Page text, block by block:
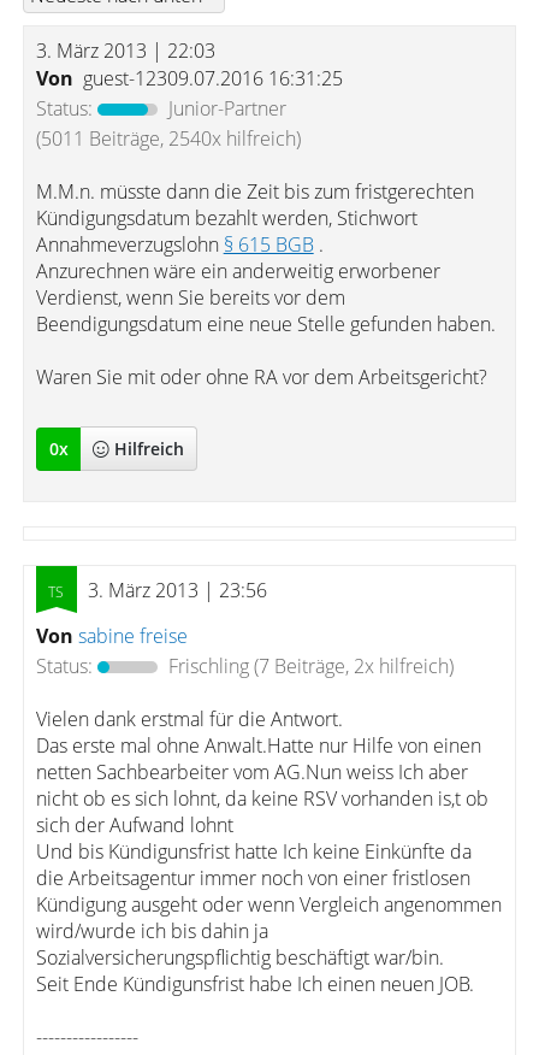
3. März 2013 | 22:03
Von guest-12309.07.2016 16:31:25
Status:
Junior-Partner
(5011 Beiträge, 2540x hilfreich)
M.M.n. müsste dann die Zeit bis zum fristgerechten
Kündigungsdatum bezahlt werden, Stichwort
Annahmeverzugslohn § 615 BGB.
Anzurechnen wäre ein anderweitig erworbener
Verdienst, wenn Sie bereits vor dem
Beendigungsdatum eine neue Stelle gefunden haben.
Waren Sie mit oder ohne RA vor dem Arbeitsgericht?
0x Hilfreich
3. März 2013 | 23:56
Von sabine freise
Status:
Frischling(7 Beiträge, 2x hilfreich)
Vielen dank erstmal für die Antwort.
Das erste mal ohne Anwalt.Hatte nur Hilfe von einen
netten Sachbearbeiter vom AG.Nun weiss Ich aber
nicht ob es sich lohnt, da keine RSV vorhanden is,t ob
sich der Aufwand lohnt
Und bis Kündigunsfrist hatte Ich keine Einkünfte da
die Arbeitsagentur immer noch von einer fristlosen
Kündigung ausgeht oder wenn Vergleich angenommen
wird/wurde ich bis dahin ja
Sozialversicherungspflichtig beschäftigt war/bin.
Seit Ende Kündigunsfrist habe Ich einen neuen JOB.
-----------------